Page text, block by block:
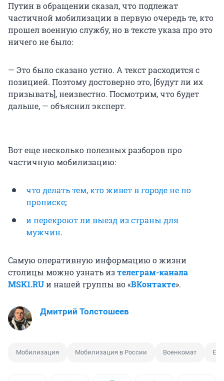
Путин в обращении сказал, что подлежат
частичной мобилизации в первую очередь те, кто
прошел военную службу, но в тексте указа про это
ничего не было:
— Это было сказано устно. А текст расходится с
позицией. Поэтому достоверно это, [будут ли их
призывать], неизвестно. Посмотрим, что будет
дальше, — объяснил эксперт.
Вот еще несколько полезных разборов про
частичную мобилизацию:
что делать тем, кто живет в городе не по
прописке;
и перекроют ли выезд из страны для
мужчин.
Самую оперативную информацию о жизни
столицы можно узнать изтелеграм-канала
MSK1.RUи нашей группы во «ВКонтакте».
Дмитрий Толстошеев
Мобилизация Мобилизация в России Военкомат